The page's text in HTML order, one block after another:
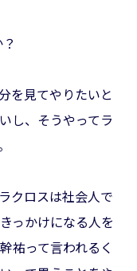
を見てやりたいと
し、そうやってラ
クロスは社会人で
っかけになる人を
祐って言われるく